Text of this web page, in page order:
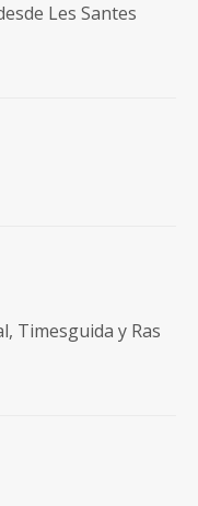
Les Santes
Timesguida y Ras